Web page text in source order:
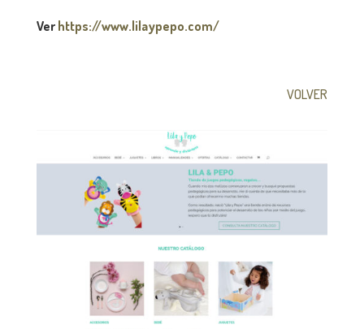
Verhttps://www.lilaypepo.com/
VOLVER